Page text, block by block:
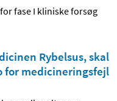
fase I kliniske forsøg
Rybelsus, skal
for medicineringsfejl